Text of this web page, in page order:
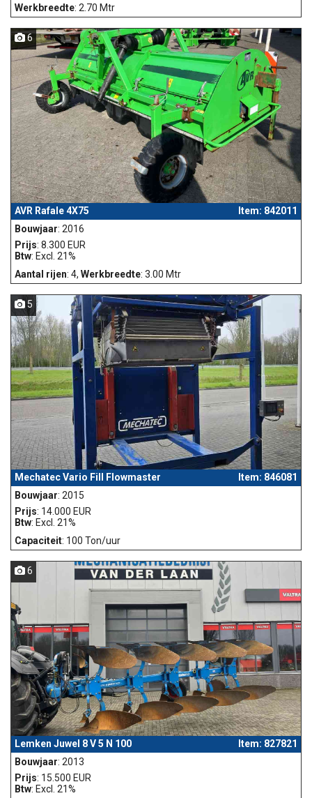
Werkbreedte: 2.70 Mtr
6
AVR Rafale 4X75
Item: 842011
Bouwjaar: 2016
Prijs: 8.300 EUR
Btw: Excl. 21%
Aantal rijen: 4, Werkbreedte: 3.00 Mtr
5
Mechatec Vario Fill Flowmaster
Item: 846081
Bouwjaar: 2015
Prijs: 14.000 EUR
Btw: Excl. 21%
Capaciteit: 100 Ton/uur
6
Lemken Juwel 8 V 5 N 100
Item: 827821
Bouwjaar: 2013
Prijs: 15.500 EUR
Btw: Excl. 21%